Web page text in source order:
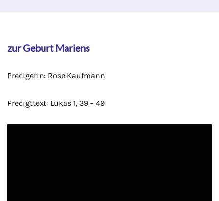
zur Geburt Mariens
Predigerin: Rose Kaufmann
Predigttext: Lukas 1, 39 – 49